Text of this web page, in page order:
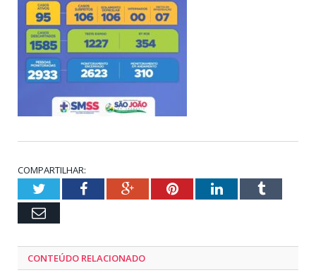
COMPARTILHAR:
TwitterFacebookGoogle+PinterestLinkedInTumblr
Email
CONTEÚDO RELACIONADO